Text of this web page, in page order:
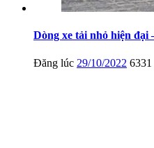
Dòng xe tải nhỏ hiện đại
Đăng lúc 29/10/2022 6331